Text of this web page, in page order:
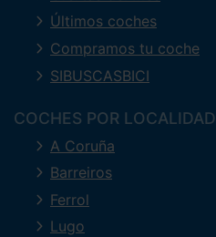
Últimos coches
Compramos tu coche
SIBUSCASBICI
COCHES POR LOCALIDAD
A Coruña
Barreiros
Ferrol
Lugo